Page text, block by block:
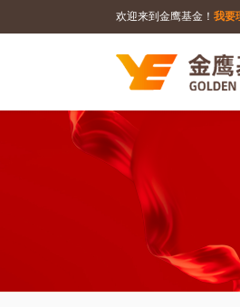
欢迎来到金鹰基金！ 我要